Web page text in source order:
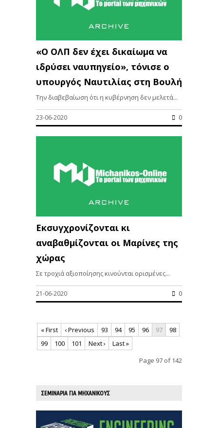
«Ο ΟΛΠ δεν έχει δικαίωμα να
ιδρύσει ναυπηγείο», τόνισε ο
υπουργός Ναυτιλίας στη Βουλή
Την διαβεβαίωση ότι η κυβέρνηση δεν μελετά...
23-06-2020 0
Εκσυγχρονίζονται κι
αναβαθμίζονται οι Μαρίνες της
χώρας
Σε τροχιά αξιοποίησης κινούνται ορισμένες...
21-06-2020 0
« First ‹ Previous 93 94 95 96 97
98
99
100 101 Next ›
Last »
Page 97 of 142
ΣΕΜΙΝΑΡΙΑ ΓΙΑ ΜΗΧΑΝΙΚΟΥΣ